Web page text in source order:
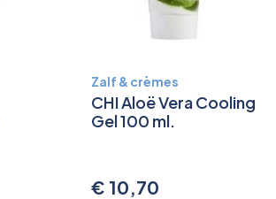
Zalf & crèmes
CHI Aloë Vera Cooling
Gel 100 ml.
€ 10,70